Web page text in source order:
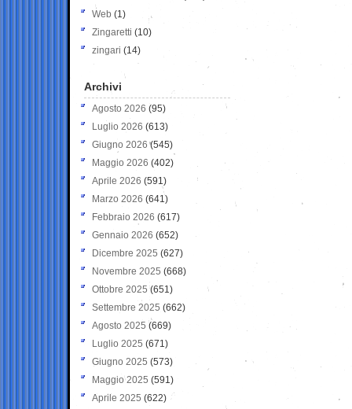
Web (1)
Zingaretti (10)
zingari (14)
Archivi
Agosto 2026 (95)
Luglio 2026 (613)
Giugno 2026 (545)
Maggio 2026 (402)
Aprile 2026 (591)
Marzo 2026 (641)
Febbraio 2026 (617)
Gennaio 2026 (652)
Dicembre 2025 (627)
Novembre 2025 (668)
Ottobre 2025 (651)
Settembre 2025 (662)
Agosto 2025 (669)
Luglio 2025 (671)
Giugno 2025 (573)
Maggio 2025 (591)
Aprile 2025 (622)